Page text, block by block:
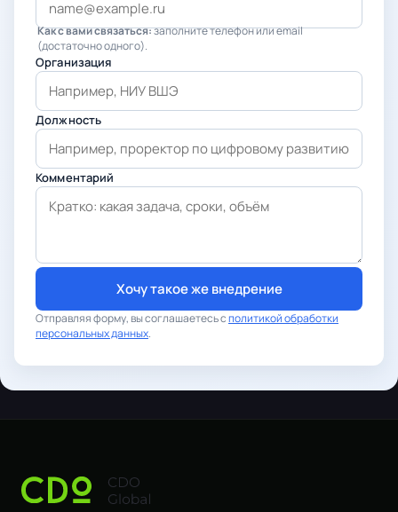
Должность
Организация
Как с вами связаться:заполните телефон или email
(достаточно одного).
Комментарий
Хочу такое же внедрение
Отправляя форму, вы соглашаетесь сполитикой обработки
персональных данных.